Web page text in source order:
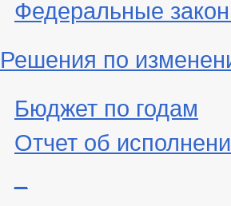
Федеральные
Решения по
Бюджет по годам
Отчет об